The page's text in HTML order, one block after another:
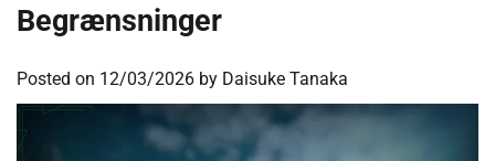
Begrænsninger
Posted on 12/03/2026 by Daisuke Tanaka